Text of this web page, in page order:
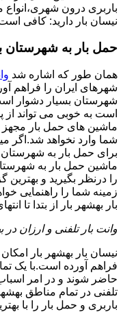
باربری درون
نیسان بار دارید: کافی
حمل بار به شهرستان
همان طور که اشاره شد
شهرهای ایران را فراهم
شهرستان بسیار دشوار
است به خوبی می تواند از
ماشین های حمل بار مجهز
شما وارد نخواهد شد.اگر
برای حمل بار به شهرستان
ماشین حمل بار به
را درنظر بگیرید و بهترین
زمینه شما را راهنمایی
بار بهشهر بار از بتدا تا
وانت بار تلفنی و ارزان در
نیسان بار بهشهر بار
فراهم آورده است.با یک
حاضر شوند و در امر
تلفنی در تمام مناطق
باربری و حمل بار را با